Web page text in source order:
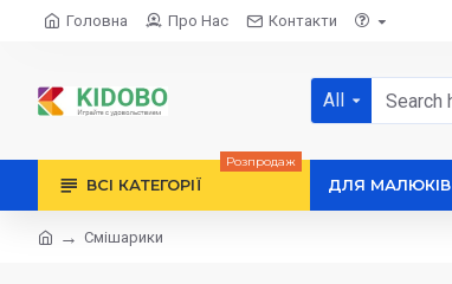
Головна Про Нас Контакти
All
ВСІ КАТЕГОРІЇ
Розпродаж
ДЛЯ МАЛЮКІВ
Смішарики